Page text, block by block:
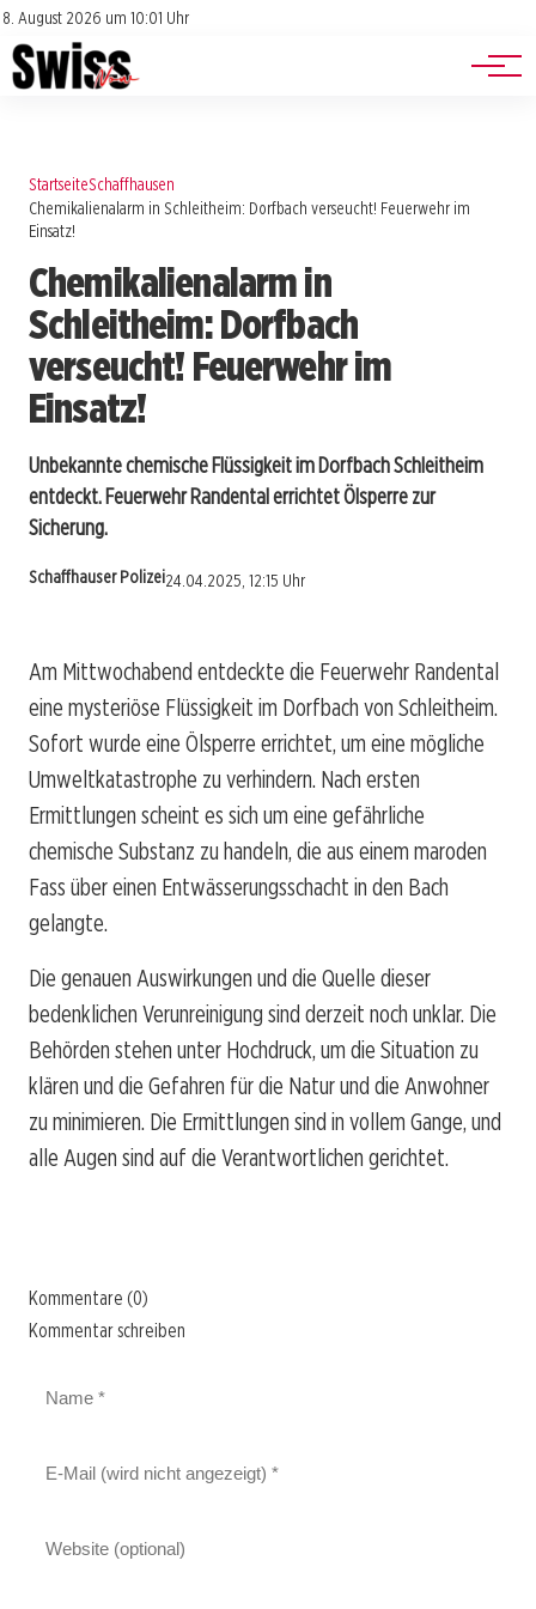
8. August 2026 um 10:01 Uhr
Impressum
Datenschutz
Jobs
Events
StartseiteSchaffhausen
Chemikalienalarm in Schleitheim: Dorfbach verseucht! Feuerwehr im
Einsatz!
Chemikalienalarm in
Schleitheim: Dorfbach
verseucht! Feuerwehr im
Einsatz!
Unbekannte chemische Flüssigkeit im Dorfbach Schleitheim
entdeckt. Feuerwehr Randental errichtet Ölsperre zur
Sicherung.
Schaffhauser Polizei24.04.2025, 12:15 Uhr
Am Mittwochabend entdeckte die Feuerwehr Randental
eine mysteriöse Flüssigkeit im Dorfbach von Schleitheim.
Sofort wurde eine Ölsperre errichtet, um eine mögliche
Umweltkatastrophe zu verhindern. Nach ersten
Ermittlungen scheint es sich um eine gefährliche
chemische Substanz zu handeln, die aus einem maroden
Fass über einen Entwässerungsschacht in den Bach
gelangte.
Die genauen Auswirkungen und die Quelle dieser
bedenklichen Verunreinigung sind derzeit noch unklar. Die
Behörden stehen unter Hochdruck, um die Situation zu
klären und die Gefahren für die Natur und die Anwohner
zu minimieren. Die Ermittlungen sind in vollem Gange, und
alle Augen sind auf die Verantwortlichen gerichtet.
Kommentare (0)
Kommentar schreiben